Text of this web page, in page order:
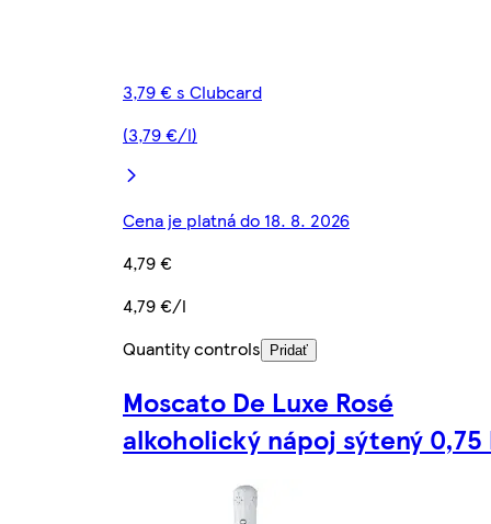
3,79 € s Clubcard
(3,79 €/l)
Cena je platná do 18. 8. 2026
4,79 €
4,79 €/l
Quantity controls
Pridať
Moscato De Luxe Rosé
alkoholický nápoj sýtený 0,75